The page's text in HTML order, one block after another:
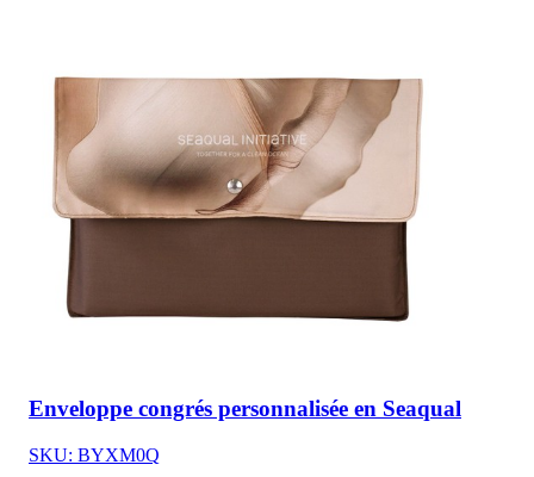
Enveloppe congrés personnalisée en Seaqual
SKU: BYXM0Q